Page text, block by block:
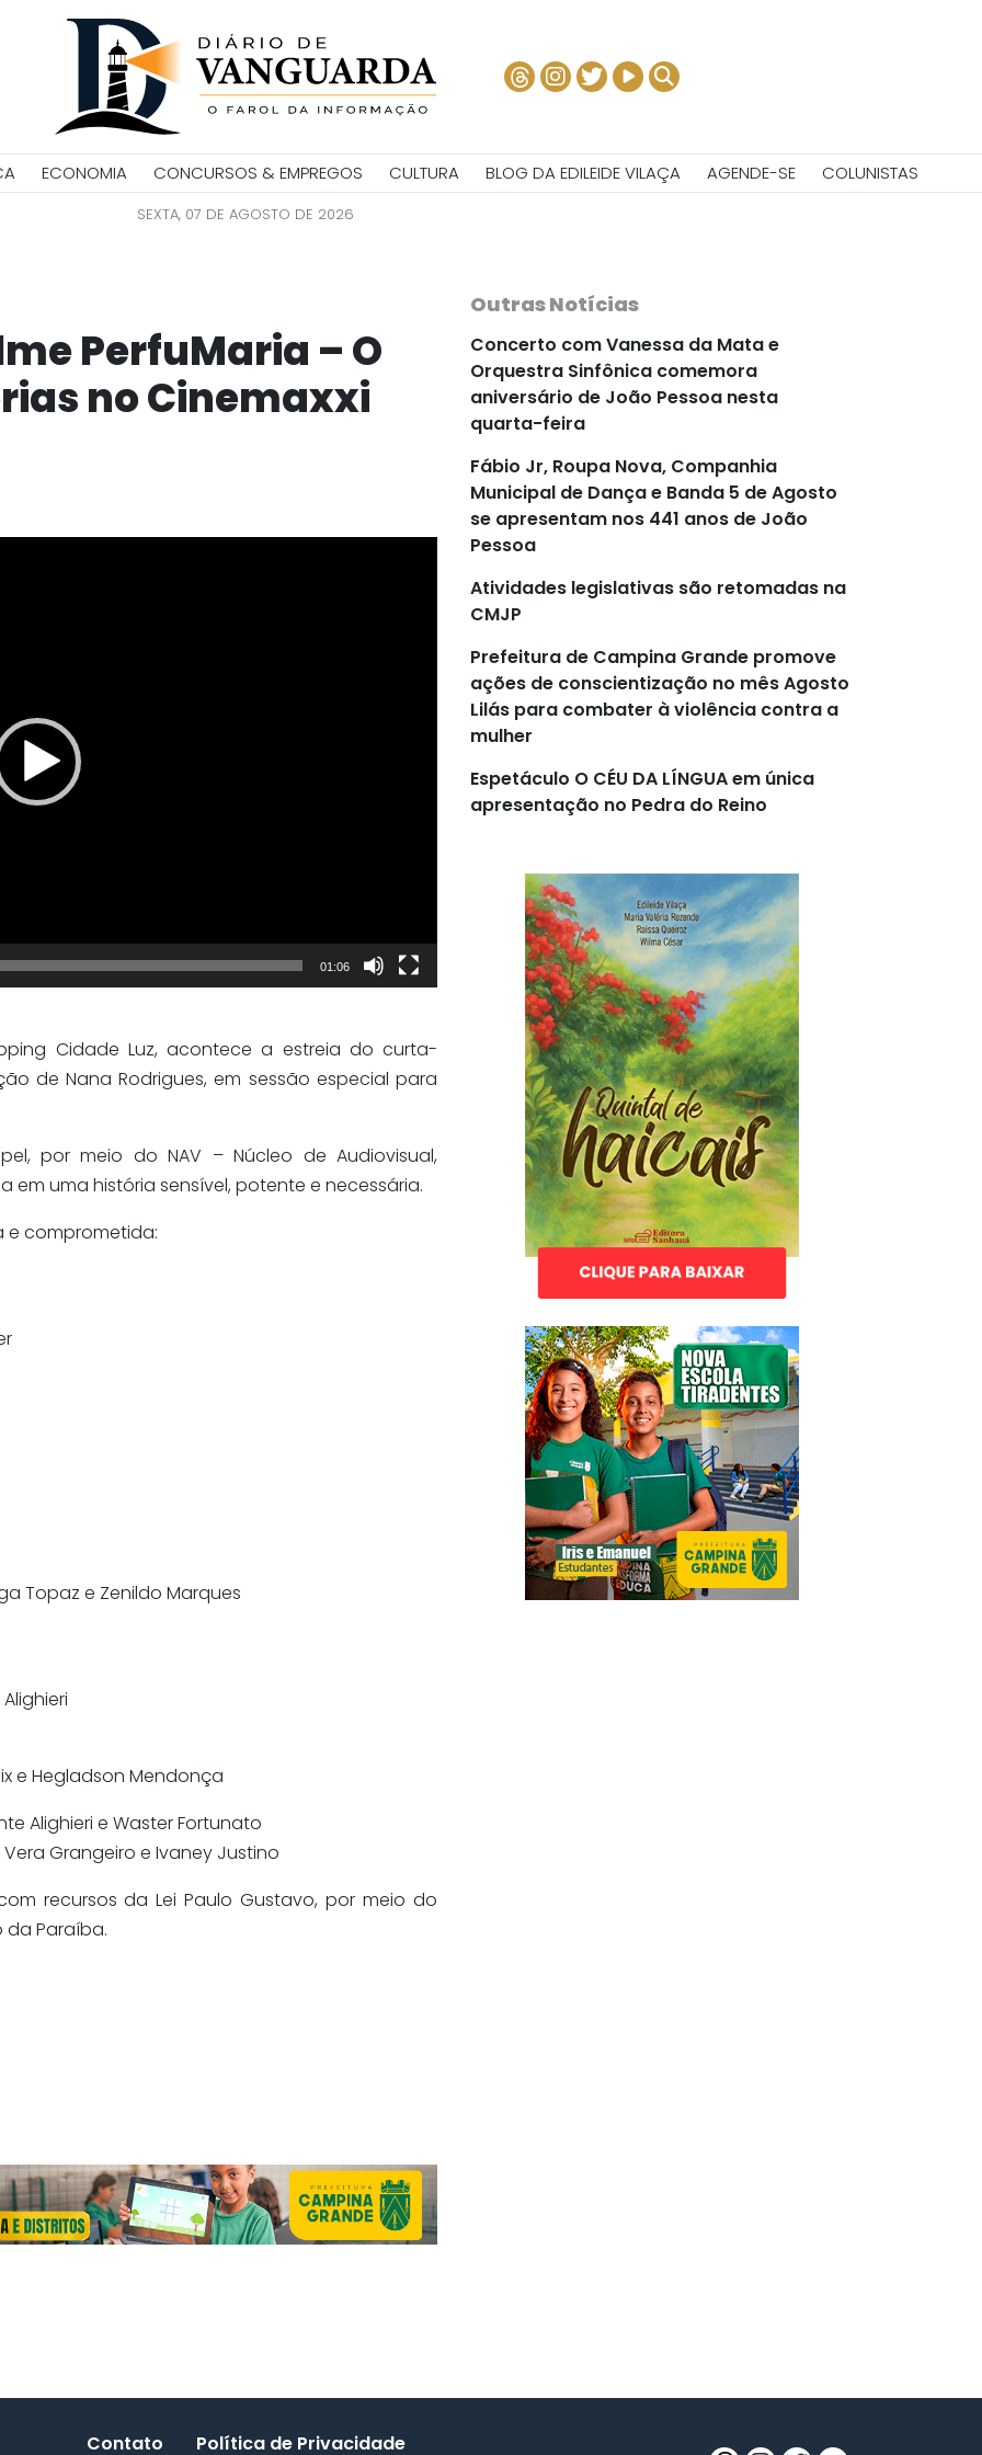
ECONOMIA CONCURSOS & EMPREGOS CULTURA BLOG DA EDILEIDE VILAÇA AGENDE-SE COLUNISTAS
SEXTA, 07 DE AGOSTO DE 2026
PerfuMaria – O
no Cinemaxxi
01:06
Cidade Luz, acontece a estreia do curta-
de Nana Rodrigues, em sessão especial para
por meio do NAV – Núcleo de Audiovisual,
em uma história sensível, potente e necessária.
e comprometida:
Topaz e Zenildo Marques
e Hegladson Mendonça
Alighieri e Waster Fortunato
Grangeiro e Ivaney Justino
recursos da Lei Paulo Gustavo, por meio do
da Paraíba.
Outras Notícias
Concerto com Vanessa da Mata e
Orquestra Sinfônica comemora
aniversário de João Pessoa nesta
quarta-feira
Fábio Jr, Roupa Nova, Companhia
Municipal de Dança e Banda 5 de Agosto
se apresentam nos 441 anos de João
Pessoa
Atividades legislativas são retomadas na
CMJP
Prefeitura de Campina Grande promove
ações de conscientização no mês Agosto
Lilás para combater à violência contra a
mulher
Espetáculo O CÉU DA LÍNGUA em única
apresentação no Pedra do Reino
Contato Política de Privacidade